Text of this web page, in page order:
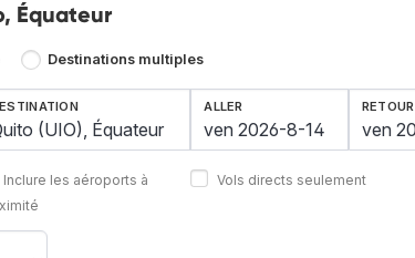
Équateur
Destinations multiples
Inclure les aéroports à
ALLER RETOUR
Vols directs seulement